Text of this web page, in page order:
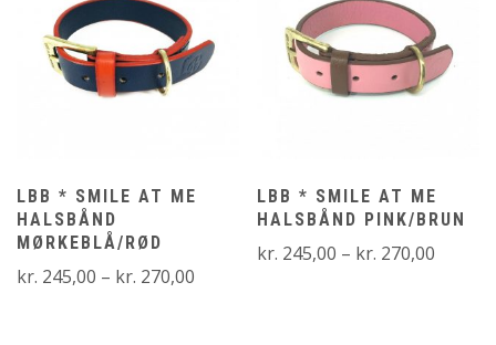
LBB * SMILE AT ME
HALSBÅND
MØRKEBLÅ/RØD
kr. 245,00 – kr. 270,00
LBB * SMILE AT ME
HALSBÅND PINK/BRUN
kr. 245,00 – kr. 270,00